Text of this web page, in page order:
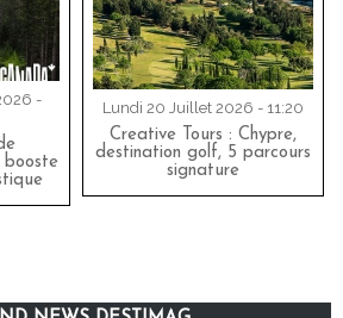
-
booste
Lundi 20 Juillet 2026 - 11:20
Creative Tours : Chypre,
destination golf, 5 parcours
signature